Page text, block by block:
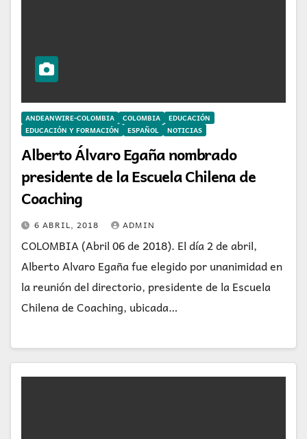
ANDEANWIRE-COLOMBIA COLOMBIA
EDUCACIÓN
EDUCACIÓN Y FORMACIÓN
ESPAÑOL NOTICIAS
Alberto Álvaro Egaña nombrado
presidente de la Escuela Chilena de
Coaching
6 ABRIL, 2018 ADMIN
COLOMBIA (Abril 06 de 2018). El día 2 de abril,
Alberto Alvaro Egaña fue elegido por unanimidad en
la reunión del directorio, presidente de la Escuela
Chilena de Coaching, ubicada…